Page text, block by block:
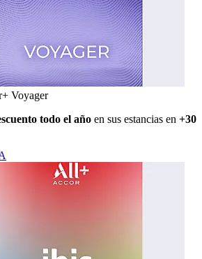
Voyager
todo el año en sus estancias en +30